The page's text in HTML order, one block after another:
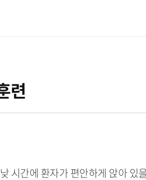
련
시간에 환자가 편안하게 앉아 있